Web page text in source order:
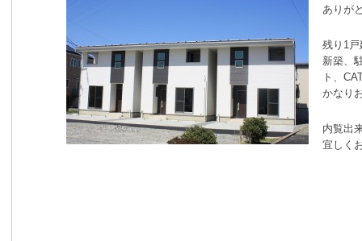
ありが
残り1
新築、
ト、
かなり
内覧出
宜しく